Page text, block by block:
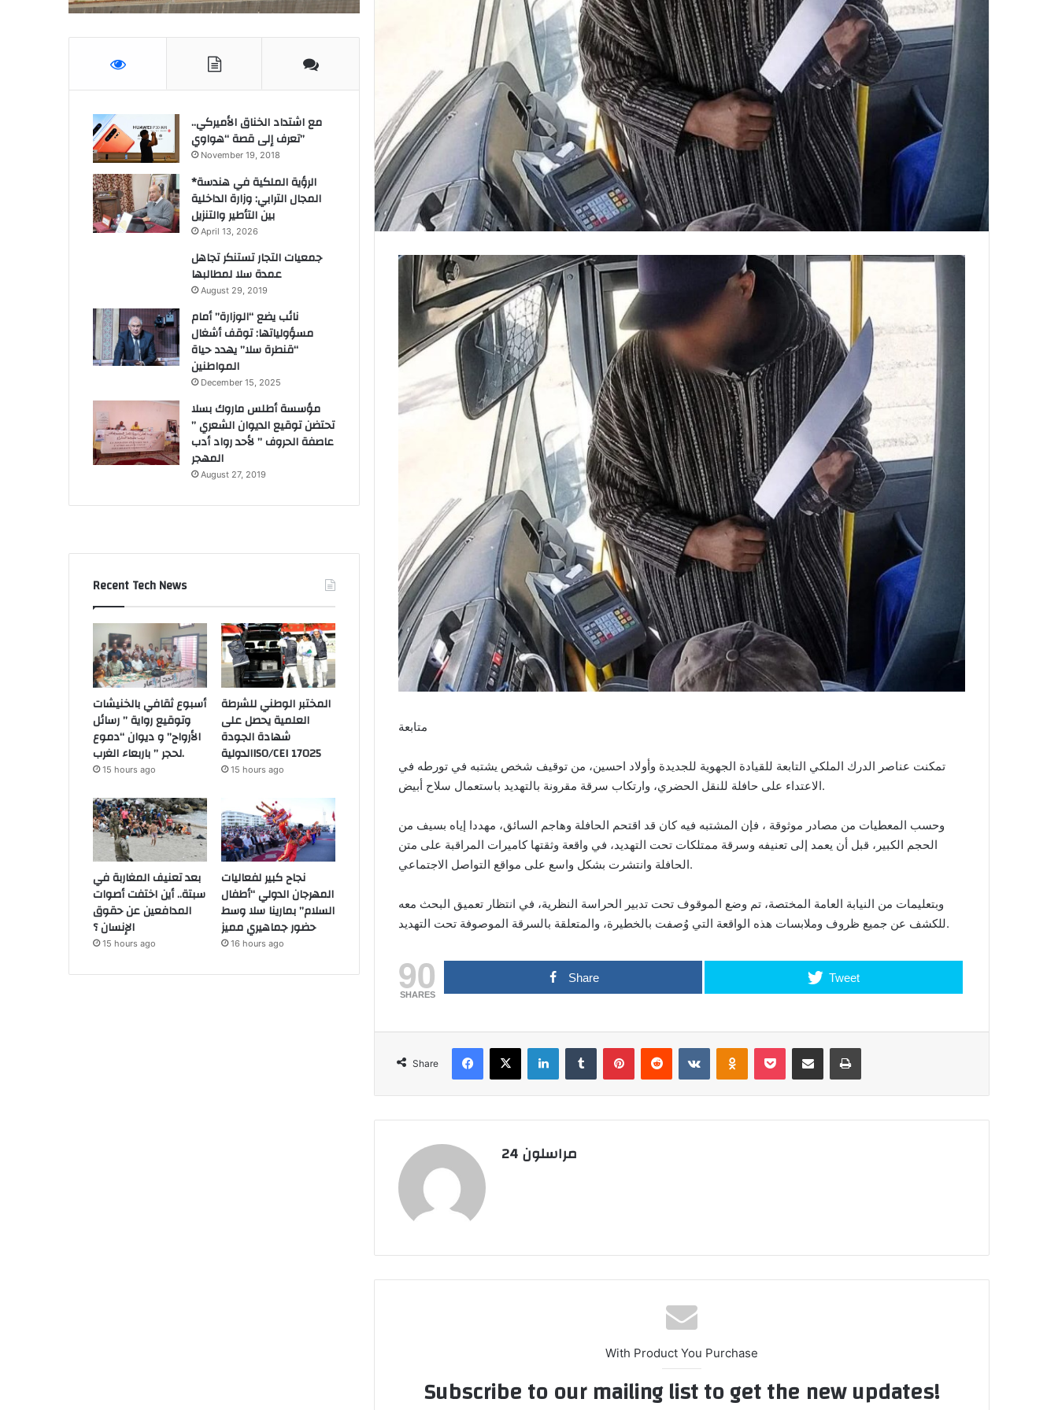
متابعة
تمكنت عناصر الدرك الملكي التابعة للقيادة الجهوية للجديدة وأولاد احسين، من توقيف شخص يشتبه في تورطه في
الاعتداء على حافلة للنقل الحضري، وارتكاب سرقة مقرونة بالتهديد باستعمال سلاح أبيض.
وحسب المعطيات من مصادر موثوقة ، فإن المشتبه فيه كان قد اقتحم الحافلة وهاجم السائق، مهددا إياه بسيف من
الحجم الكبير، قبل أن يعمد إلى تعنيفه وسرقة ممتلكات تحت التهديد، في واقعة وثقتها كاميرات المراقبة على متن
الحافلة وانتشرت بشكل واسع على مواقع التواصل الاجتماعي.
وبتعليمات من النيابة العامة المختصة، تم وضع الموقوف تحت تدبير الحراسة النظرية، في انتظار تعميق البحث معه
للكشف عن جميع ظروف وملابسات هذه الواقعة التي وُصفت بالخطيرة، والمتعلقة بالسرقة الموصوفة تحت التهديد.
90
SHARES
Share Tweet
Share
مراسلون 24
With Product You Purchase
Subscribe to our mailing list to get the new updates!
مع اشتداد الخناق الأميركي..
تعرف إلى قصة “هواوي”
November 19, 2018
*الرؤية الملكية في هندسة
المجال الترابي: وزارة الداخلية
بين التأطير والتنزيل
April 13, 2026
جمعيات التجار تستنكر تجاهل
عمدة سلا لمطالبها
August 29, 2019
نائب يضع “الوزارة” أمام
مسؤولياتها: توقف أشغال
“قنطرة سلا” يهدد حياة
المواطنين
December 15, 2025
مؤسسة أطلس ماروك بسلا
تحتضن توقيع الديوان الشعري ”
عاصفة الحروف ” لأحد رواد أدب
المهجر
August 27, 2019
Recent Tech News
أسبوع ثقافي بالخنيشات
وتوقيع رواية ” رسائل
الأرواح” و ديوان “دموع
لحجر ” باربعاء الغرب.
15 hours ago
المختبر الوطني للشرطة
العلمية يحصل على
شهادة الجودة
الدوليةISO/CEI 17025
15 hours ago
بعد تعنيف المغاربة في
سبتة.. أين اختفت أصوات
المدافعين عن حقوق
الإنسان ؟
15 hours ago
نجاح كبير لفعاليات
المهرجان الدولي “أطفال
السلام” بمارينا سلا وسط
حضور جماهيري مميز
16 hours ago